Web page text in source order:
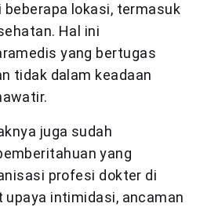
lokasi, termasuk
Hal ini
yang bertugas
tidak dalam keadaan
juga sudah
yang
profesi dokter di
intimidasi, ancaman